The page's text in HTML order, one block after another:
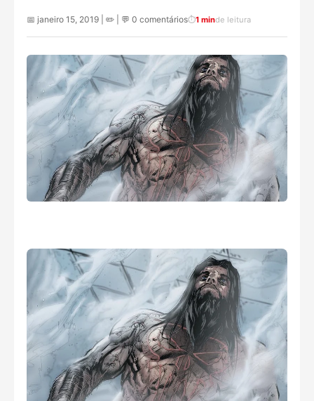
📅 janeiro 15, 2019 | ✏️ | 💬 0 comentários⏱️1 minde leitura